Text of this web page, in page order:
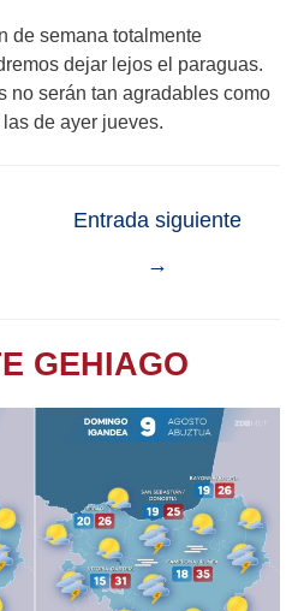
de semana totalmente
dejar lejos el paraguas.
no serán tan agradables como
de ayer jueves.
Entrada siguiente
→
GEHIAGO